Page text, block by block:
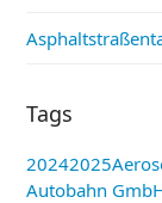
Tags
20242025
Autobahn